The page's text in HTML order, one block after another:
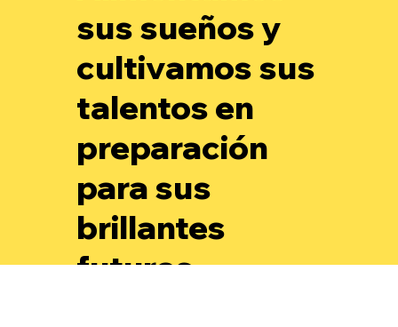
sus sueños y
cultivamos sus
talentos en
preparación
para sus
brillantes
futuros.